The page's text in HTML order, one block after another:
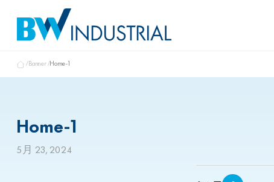
Banner Home-1
Home-1
5月 23, 2024